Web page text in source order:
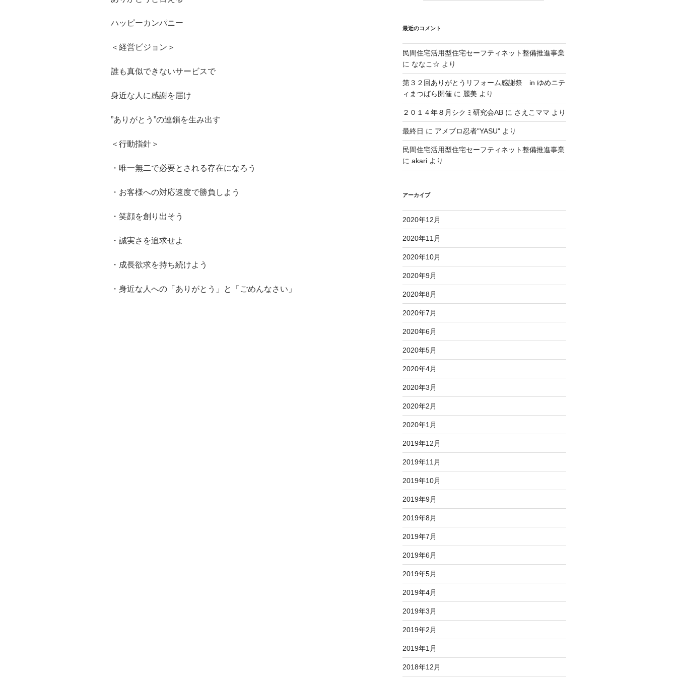
ハッピーカンパニー
＜経営ビジョン＞
誰も真似できないサービスで
身近な人に感謝を届け
”ありがとう”の連鎖を生み出す
＜行動指針＞
・唯一無二で必要とされる存在になろう
・お客様への対応速度で勝負しよう
・笑顔を創り出そう
・誠実さを追求せよ
・成長欲求を持ち続けよう
・身近な人への「ありがとう」と「ごめんなさい」
最近のコメント
民間住宅活用型住宅セーフティネット整備推進事業
に ななこ☆ より
第３２回ありがとうリフォーム感謝祭 in ゆめニテ
ィまつばら開催に 麗美 より
２０１４年８月シクミ研究会ABに さえこママ より
最終日 に アメブロ忍者"YASU"より
民間住宅活用型住宅セーフティネット整備推進事業
に akariより
アーカイブ
2020年12月
2020年11月
2020年10月
2020年9月
2020年8月
2020年7月
2020年6月
2020年5月
2020年4月
2020年3月
2020年2月
2020年1月
2019年12月
2019年11月
2019年10月
2019年9月
2019年8月
2019年7月
2019年6月
2019年5月
2019年4月
2019年3月
2019年2月
2019年1月
2018年12月